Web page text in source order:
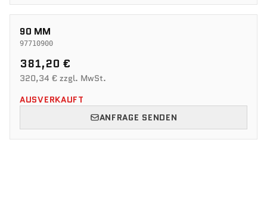
90 MM
97710900
381,20 €
320,34 € zzgl. MwSt.
AUSVERKAUFT
ANFRAGE SENDEN